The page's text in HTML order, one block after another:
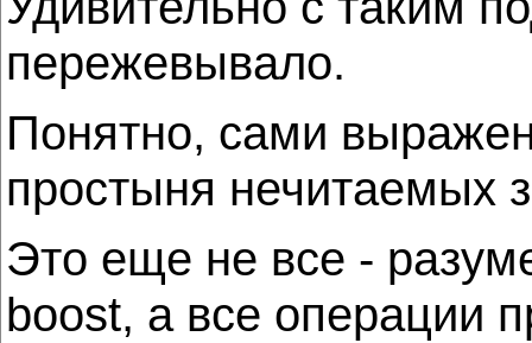
пережевывало.
Понятно, сами
простыня нечитаемых
Это еще не все -
boost, а все операции